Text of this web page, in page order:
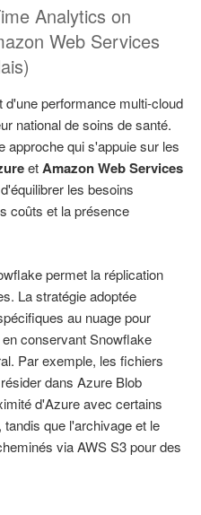
Analytics on
Web Services
d'une performance multi-cloud
national de soins de santé.
approche qui s'appuie sur les
etAmazon Web Services
les besoins
coûts et la présence
permet la réplication
La stratégie adoptée
au nuage pour
conservant Snowflake
Par exemple, les fichiers
dans Azure Blob
d'Azure avec certains
que l'archivage et le
via AWS S3 pour des